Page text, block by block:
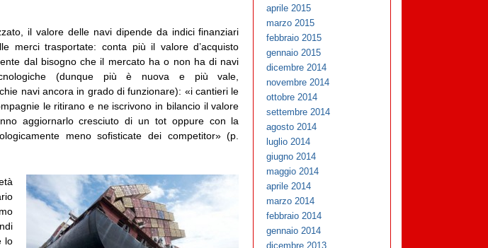
il valore delle navi dipende da indici finanziari
merci trasportate: conta più il valore d’acquisto
dal bisogno che il mercato ha o non ha di navi
(dunque più è nuova e più vale,
navi ancora in grado di funzionare): «i cantieri le
le ritirano e ne iscrivono in bilancio il valore
aggiornarlo cresciuto di un tot oppure con la
meno sofisticate dei competitor» (p.
lo
aprile 2015
marzo 2015
febbraio 2015
gennaio 2015
dicembre 2014
novembre 2014
ottobre 2014
settembre 2014
agosto 2014
luglio 2014
giugno 2014
maggio 2014
aprile 2014
marzo 2014
febbraio 2014
gennaio 2014
dicembre 2013